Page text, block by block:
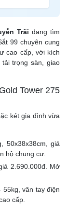
Trãi đang tìm
99 chuyên cung
cao cấp, với kích
trọng sàn, giao
Tower 275
két gia đình vừa
50x38x38cm, giá
hộ chung cư.
2.690.000đ. Mở
55kg, vân tay điện
cấp.